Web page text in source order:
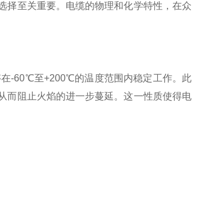
至关重要。电缆的物理和化学特性，在众
-60℃至+200℃的温度范围内稳定工作。此
而阻止火焰的进一步蔓延。这一性质使得电